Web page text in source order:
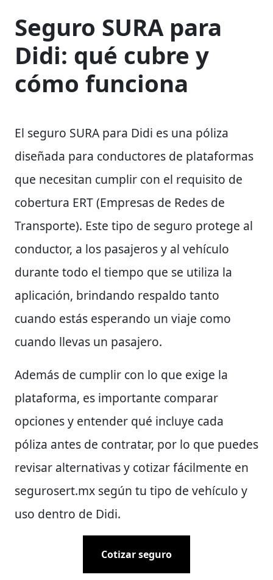
Seguro SURA para
Didi: qué cubre y
cómo funciona
El seguro SURA para Didi es una póliza
diseñada para conductores de plataformas
que necesitan cumplir con el requisito de
cobertura ERT (Empresas de Redes de
Transporte). Este tipo de seguro protege al
conductor, a los pasajeros y al vehículo
durante todo el tiempo que se utiliza la
aplicación, brindando respaldo tanto
cuando estás esperando un viaje como
cuando llevas un pasajero.
Además de cumplir con lo que exige la
plataforma, es importante comparar
opciones y entender qué incluye cada
póliza antes de contratar, por lo que puedes
revisar alternativas y cotizar fácilmente en
segurosert.mx según tu tipo de vehículo y
uso dentro de Didi.
Cotizar seguro